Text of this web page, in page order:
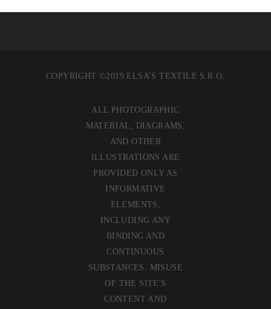
COPYRIGHT ©2019 ELSA’S TEXTILE S.R.O.
ALL PHOTOGRAPHIC
MATERIAL, DIAGRAMS,
AND OTHER
ILLUSTRATIONS ARE
PROVIDED ONLY AS
INFORMATIVE
ELEMENTS,
INCLUDING ANY
BINDING AND
CONTINUOUS
SUBSTANCES. MISUSE
OF THE SITE'S
CONTENT AND